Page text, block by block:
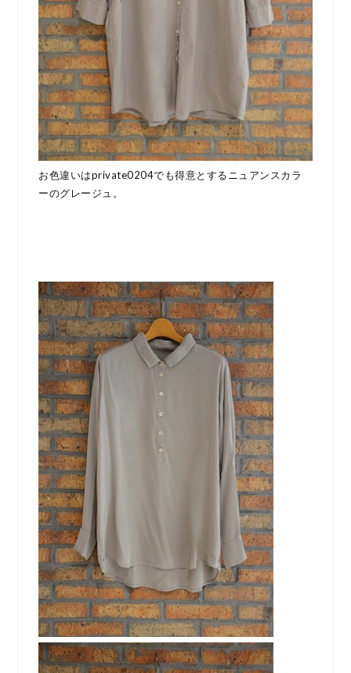
お色違いはprivate0204でも得意とするニュアンスカラ
ーのグレージュ。